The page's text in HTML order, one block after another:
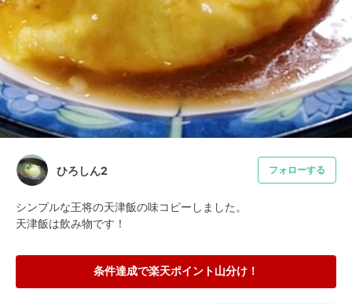
ひろしん2 フォローする
シンプルな王将の天津飯の味コピーしました。
天津飯は飲み物です！
条件達成で楽天ポイント山分け！